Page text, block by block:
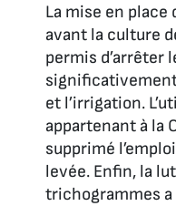
La mise en
avant la culture
permis d’arrêter
et l’irrigation.
appartenant à la
supprimé
levée. Enfin, la
trichogrammes a